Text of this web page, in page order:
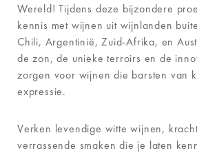
Wereld! Tijdens deze bijzondere
kennis met wijnen uit wijnlanden
Chili, Argentinië, Zuid-Afrika, en
de zon, de unieke terroirs en de
zorgen voor wijnen die barsten van
expressie.
Verken levendige witte wijnen,
verrassende smaken die je laten